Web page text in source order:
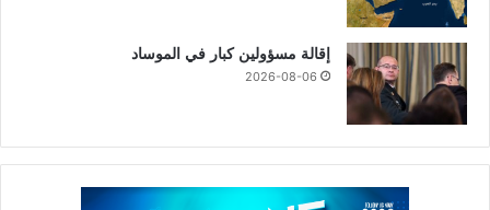
إقالة مسؤولين كبار في الموساد
2026-08-06